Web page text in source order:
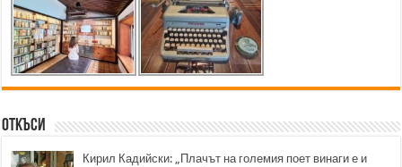
Откъси
Кирил Кадийски: „Плачът на големия поет винаги е и